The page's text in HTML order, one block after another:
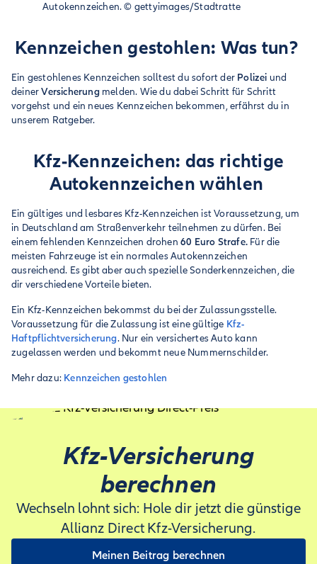
Autokennzeichen.© gettyimages/Stadtratte
Kennzeichen gestohlen: Was tun?
Ein gestohlenes Kennzeichen solltest du sofort der Polizei und
deinerVersicherung melden. Wie du dabei Schritt für Schritt
vorgehst und ein neues Kennzeichen bekommen, erfährst du in
unserem Ratgeber.
Kfz-Kennzeichen: das richtige
Autokennzeichen wählen
Ein gültiges und lesbares Kfz-Kennzeichen ist Voraussetzung, um
in Deutschland am Straßenverkehr teilnehmen zu dürfen. Bei
einem fehlenden Kennzeichen drohen 60 Euro Strafe. Für die
meisten Fahrzeuge ist ein normales Autokennzeichen
ausreichend. Es gibt aber auch spezielle Sonderkennzeichen, die
dir verschiedene Vorteile bieten.
Ein Kfz-Kennzeichen bekommst du bei der Zulassungsstelle.
Voraussetzung für die Zulassung ist eine gültige Kfz-
Haftpflichtversicherung. Nur ein versichertes Auto kann
zugelassen werden und bekommt neue Nummernschilder.
Mehr dazu: Kennzeichen gestohlen
Kfz-Versicherung
berechnen
Wechseln lohnt sich: Hole dir jetzt die günstige
Allianz Direct Kfz-Versicherung.
Meinen Beitrag berechnen